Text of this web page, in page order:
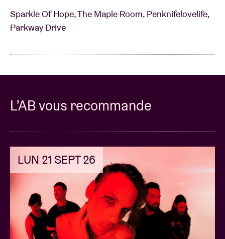
Sparkle Of Hope, The Maple Room, Penknifelovelife,
Parkway Drive
L’AB vous recommande
LUN 21 SEPT 26